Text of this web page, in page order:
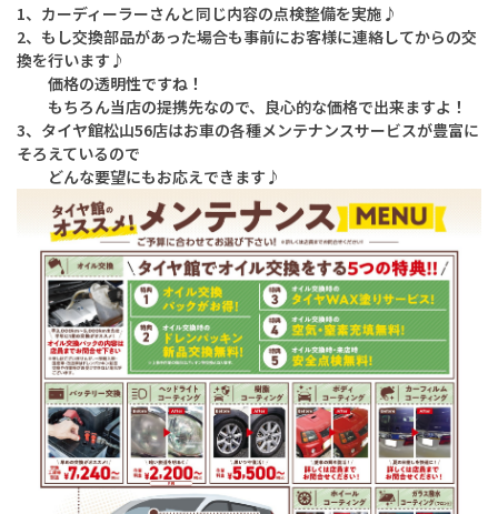
1、カーディーラーさんと同じ内容の点検整備を実施♪
2、もし交換部品があった場合も事前にお客様に連絡してからの交
換を行います♪
価格の透明性ですね！
もちろん当店の提携先なので、良心的な価格で出来ますよ！
3、タイヤ館松山56店はお車の各種メンテナンスサービスが豊富に
そろえているので
どんな要望にもお応えできます♪